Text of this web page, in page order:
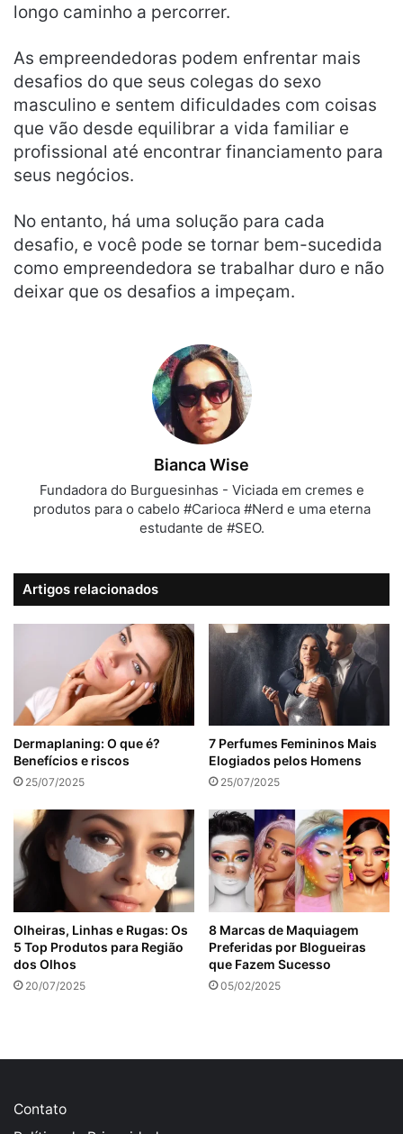
longo caminho a percorrer.
As empreendedoras podem enfrentar mais
desafios do que seus colegas do sexo
masculino e sentem dificuldades com coisas
que vão desde equilibrar a vida familiar e
profissional até encontrar financiamento para
seus negócios.
No entanto, há uma solução para cada
desafio, e você pode se tornar bem-sucedida
como empreendedora se trabalhar duro e não
deixar que os desafios a impeçam.
Bianca Wise
Fundadora do Burguesinhas - Viciada em cremes e
produtos para o cabelo #Carioca #Nerd e uma eterna
estudante de #SEO.
Artigos relacionados
Dermaplaning: O que é?
Benefícios e riscos
25/07/2025
7 Perfumes Femininos Mais
Elogiados pelos Homens
25/07/2025
Olheiras, Linhas e Rugas: Os
5 Top Produtos para Região
dos Olhos
20/07/2025
8 Marcas de Maquiagem
Preferidas por Blogueiras
que Fazem Sucesso
05/02/2025
Contato